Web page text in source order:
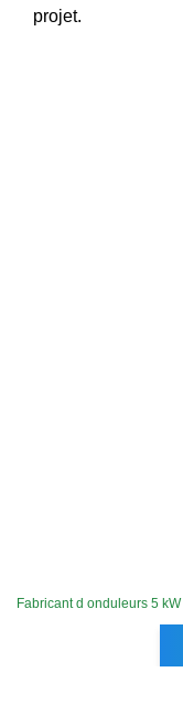
projet.
Fabricant d onduleurs 5